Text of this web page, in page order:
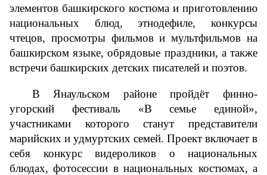
элементов башкирского костюма и приготовлению
национальных блюд, этнодефиле, конкурсы
чтецов, просмотры фильмов и мультфильмов на
башкирском языке, обрядовые праздники, а также
встречи башкирских детских писателей и поэтов.
В Янаульском районе пройдёт финно-
угорский фестиваль «В семье единой»,
участниками которого станут представители
марийских и удмуртских семей. Проект включает в
себя конкурс видероликов о национальных
блюдах, фотосессии в национальных костюмах, а